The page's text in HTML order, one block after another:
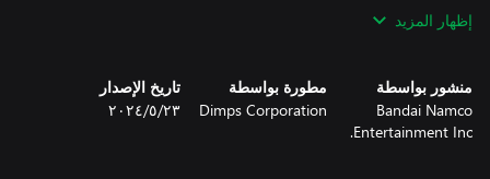
*يمكن الحصول على بعض من المحتوى أعلاه عن طريق استيفاء
إظهار المزيد
منشور بواسطة
Bandai Namco
Entertainment Inc.
مطورة بواسطة
Dimps Corporation
تاريخ الإصدار
٢٣‏/٥‏/٢٠٢٤